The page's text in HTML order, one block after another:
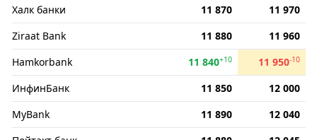
Халк банки
11 870
11 970
Ziraat Bank
11 880
11 960
Hamkorbank
11 840+10 11 950-10
ИнфинБанк 11 850
12 000
MyBank
11 890
12 040